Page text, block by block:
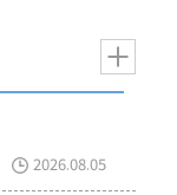
2026.08.05